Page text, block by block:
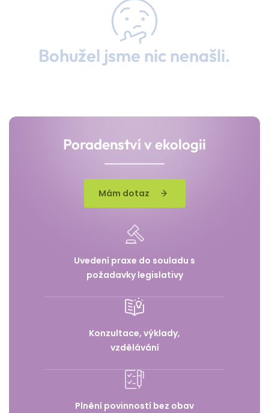
Bohužel jsme nic nenašli.
Poradenství v ekologii
Mám dotaz
Uvedení praxe do souladu s
požadavky legislativy
Konzultace, výklady,
vzdělávání
Plnění povinností bez obav